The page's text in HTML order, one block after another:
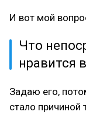
И вот мой
Что
нравится
Задаю его,
стало причиной